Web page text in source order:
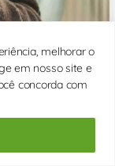
melhorar o
em nosso site e
concorda com
de como lidar
está cada vez